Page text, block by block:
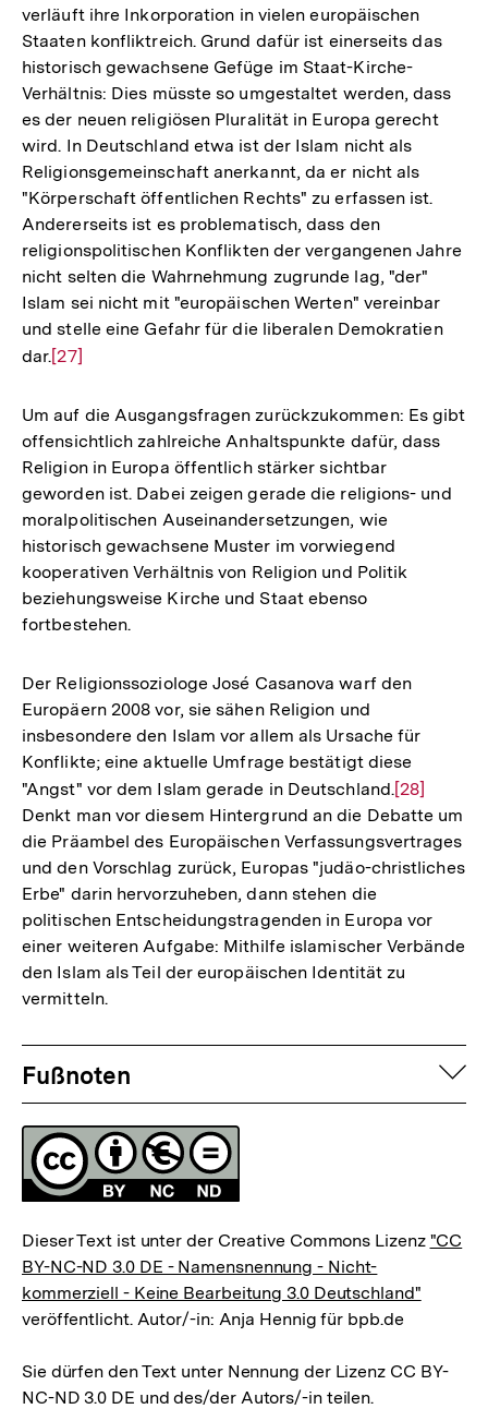
verläuft ihre Inkorporation in vielen europäischen
Staaten konfliktreich. Grund dafür ist einerseits das
historisch gewachsene Gefüge im Staat-Kirche-
Verhältnis: Dies müsste so umgestaltet werden, dass
es der neuen religiösen Pluralität in Europa gerecht
wird. In Deutschland etwa ist der Islam nicht als
Religionsgemeinschaft anerkannt, da er nicht als
"Körperschaft öffentlichen Rechts" zu erfassen ist.
Andererseits ist es problematisch, dass den
religionspolitischen Konflikten der vergangenen Jahre
nicht selten die Wahrnehmung zugrunde lag, "der"
Islam sei nicht mit "europäischen Werten" vereinbar
und stelle eine Gefahr für die liberalen Demokratien
dar.Zur
der
Fußnote
[27]
Um auf die Ausgangsfragen zurückzukommen: Es gibt
offensichtlich zahlreiche Anhaltspunkte dafür, dass
Religion in Europa öffentlich stärker sichtbar
geworden ist. Dabei zeigen gerade die religions- und
moralpolitischen Auseinandersetzungen, wie
historisch gewachsene Muster im vorwiegend
kooperativen Verhältnis von Religion und Politik
beziehungsweise Kirche und Staat ebenso
fortbestehen.
Der Religionssoziologe José Casanova warf den
Europäern 2008 vor, sie sähen Religion und
insbesondere den Islam vor allem als Ursache für
Konflikte; eine aktuelle Umfrage bestätigt diese
"Angst" vor dem Islam gerade in Deutschland.Zur
Auflösung
der
Fußnote
[28]
Denkt man vor diesem Hintergrund an die Debatte um
die Präambel des Europäischen Verfassungsvertrages
und den Vorschlag zurück, Europas "judäo-christliches
Erbe" darin hervorzuheben, dann stehen die
politischen Entscheidungstragenden in Europa vor
einer weiteren Aufgabe: Mithilfe islamischer Verbände
den Islam als Teil der europäischen Identität zu
vermitteln.
Fussnoten
Fußnoten
Lizenz
Dieser Text ist unter der Creative Commons Lizenz "CC
BY-NC-ND 3.0 DE - Namensnennung - Nicht-
kommerziell - Keine Bearbeitung 3.0 Deutschland"
veröffentlicht. Autor/-in: Anja Hennig für bpb.de
Sie dürfen den Text unter Nennung der Lizenz CC BY-
NC-ND 3.0 DE und des/der Autors/-in teilen.